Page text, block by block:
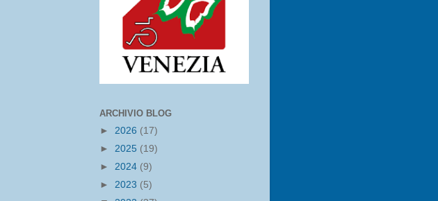
ARCHIVIO BLOG
► 2026 (17)
► 2025 (19)
► 2024 (9)
► 2023 (5)